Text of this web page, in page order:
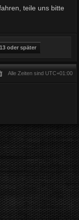
teile uns bitte
Alle Zeiten sind UTC+01:00